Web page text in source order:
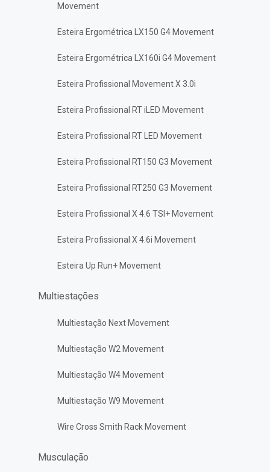
Movement
Esteira Ergométrica LX150 G4 Movement
Esteira Ergométrica LX160i G4 Movement
Esteira Profissional Movement X 3.0i
Esteira Profissional RT iLED Movement
Esteira Profissional RT LED Movement
Esteira Profissional RT150 G3 Movement
Esteira Profissional RT250 G3 Movement
Esteira Profissional X 4.6 TSI+ Movement
Esteira Profissional X 4.6i Movement
Esteira Up Run+ Movement
Multiestações
Multiestação Next Movement
Multiestação W2 Movement
Multiestação W4 Movement
Multiestação W9 Movement
Wire Cross Smith Rack Movement
Musculação